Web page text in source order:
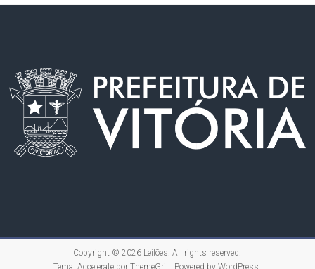
Copyright © 2026 Leilões . All rights reserved.
Tema:Accelerate por ThemeGrill. Powered byWordPress